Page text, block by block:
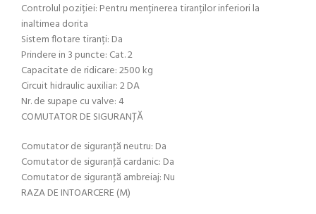
Controlul poziției: Pentru menținerea tiranților inferiori la
inaltimea dorita
Sistem flotare tiranți: Da
Prindere in 3 puncte: Cat. 2
Capacitate de ridicare: 2500 kg
Circuit hidraulic auxiliar: 2 DA
Nr. de supape cu valve: 4
COMUTATOR DE SIGURANŢĂ
Comutator de siguranţă neutru: Da
Comutator de siguranţă cardanic: Da
Comutator de siguranţă ambreiaj: Nu
RAZA DE INTOARCERE (M)